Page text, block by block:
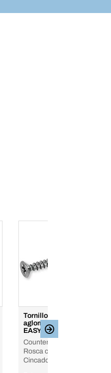
Tornillo para
aglomerado
EASYclassic
Countersunk head, PZ,
Rosca completa, Acero,
Cincado